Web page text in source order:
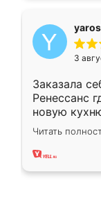
3
Заказала
Ренессанс
новую
вполне
два года,
Читать